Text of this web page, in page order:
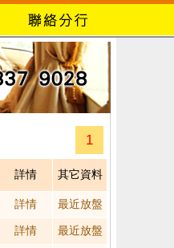
1
詳情 其它資料
詳情 最近放盤
詳情 最近放盤